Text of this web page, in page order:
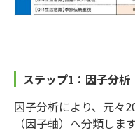
ステップ1：因子分析
因子分析により、元々
（因子軸）へ分類します